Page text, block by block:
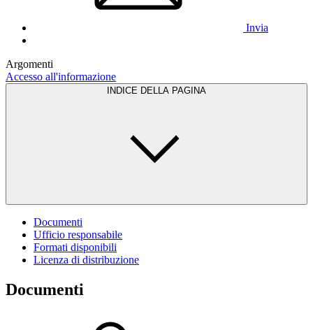
Invia
Argomenti
Accesso all'informazione
INDICE DELLA PAGINA
Documenti
Ufficio responsabile
Formati disponibili
Licenza di distribuzione
Documenti